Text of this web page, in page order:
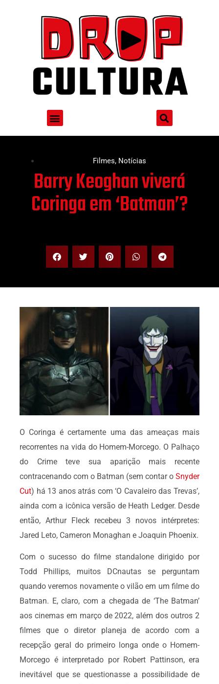
Filmes, Notícias
Barry Keoghan viverá
Coringa em ‘Batman’?
O Coringa é certamente uma das ameaças mais
recorrentes na vida do Homem-Morcego. O Palhaço
do Crime teve sua aparição mais recente
contracenando com o Batman (sem contar o Snyder
Cut) há 13 anos atrás com ‘O Cavaleiro das Trevas’,
ainda com a icônica versão de Heath Ledger. Desde
então, Arthur Fleck recebeu 3 novos intérpretes:
Jared Leto, Cameron Monaghan e Joaquin Phoenix.
Com o sucesso do filme standalone dirigido por
Todd Phillips, muitos DCnautas se perguntam
quando veremos novamente o vilão em um filme do
Batman. E, claro, com a chegada de ‘The Batman’
aos cinemas em março de 2022, além dos outros 2
filmes que o diretor planeja de acordo com a
recepção geral do primeiro longa onde o Homem-
Morcego é interpretado por Robert Pattinson, era
inevitável que se questionasse a possibilidade de